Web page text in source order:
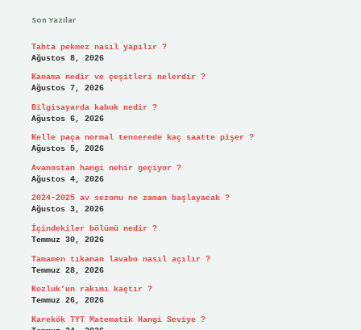
Son Yazılar
Tahta pekmez nasıl yapılır ?
Ağustos 8, 2026
Kanama nedir ve çeşitleri nelerdir ?
Ağustos 7, 2026
Bilgisayarda kabuk nedir ?
Ağustos 6, 2026
Kelle paça normal tencerede kaç saatte pişer ?
Ağustos 5, 2026
Avanostan hangi nehir geçiyor ?
Ağustos 4, 2026
2024-2025 av sezonu ne zaman başlayacak ?
Ağustos 3, 2026
İçindekiler bölümü nedir ?
Temmuz 30, 2026
Tamamen tıkanan lavabo nasıl açılır ?
Temmuz 28, 2026
Kozluk’un rakımı kaçtır ?
Temmuz 26, 2026
Karekök TYT Matematik Hangi Seviye ?